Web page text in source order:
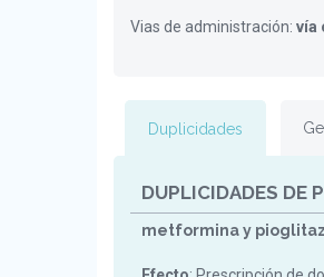
Vias de administración: vía
Duplicidades
DUPLICIDADES DE
metformina y